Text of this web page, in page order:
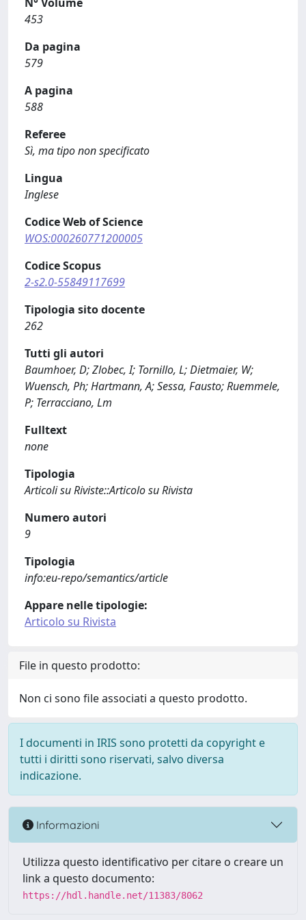
453
Da pagina
579
A pagina
588
Referee
Sì, ma tipo non specificato
Lingua
Inglese
Codice Web of Science
WOS:000260771200005
Codice Scopus
2-s2.0-55849117699
Tipologia sito docente
262
Tutti gli autori
Baumhoer, D; Zlobec, I; Tornillo, L; Dietmaier, W;
Wuensch, Ph; Hartmann, A; Sessa, Fausto; Ruemmele,
P; Terracciano, Lm
Fulltext
none
Tipologia
Articoli su Riviste::Articolo su Rivista
Numero autori
9
Tipologia
info:eu-repo/semantics/article
Appare nelle tipologie:
Articolo su Rivista
File in questo prodotto:
Non ci sono file associati a questo prodotto.
I documenti in IRIS sono protetti da copyright e
tutti i diritti sono riservati, salvo diversa
indicazione.
Informazioni
Utilizza questo identificativo per citare o creare un
link a questo documento:
https://hdl.handle.net/11383/8062